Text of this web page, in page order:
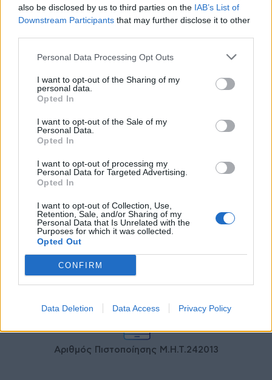
also be disclosed by us to third parties on the IAB’s List of
Downstream Participants that may further disclose it to other
Personal Data Processing Opt Outs
I want to opt-out of the Sharing of my
personal data.
Opted In
I want to opt-out of the Sale of my
Personal Data.
Opted In
I want to opt-out of processing my
Personal Data for Targeted Advertising.
Opted In
I want to opt-out of Collection, Use,
Retention, Sale, and/or Sharing of my
Personal Data that Is Unrelated with the
Purposes for which it was collected.
Opted Out
CONFIRM
Data Deletion Data Access Privacy Policy
διαμόρφωσαν την ιστορία και το
πνεύμα της χώρας μας
27 Φεβρουαρίου 2026
τη συνεργασία δημοσίου και
ιδιωτικού τομέα
27 Φεβρουαρίου 2026
Αριθμός Πιστοποίησης Μ.Η.Τ.242013